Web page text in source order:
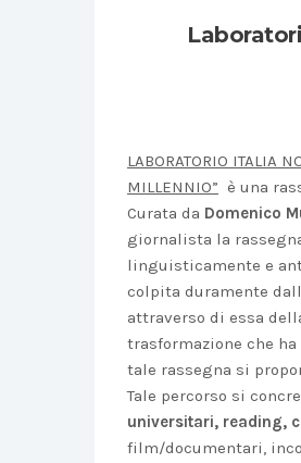
LABORATORIO ITALIA
MILLENNIO” è una
Curata da Domenico
giornalista la
linguisticamente e
colpita duramente
attraverso di essa
trasformazione che
tale rassegna si
Tale percorso si
universitari, reading,
film/documentari,